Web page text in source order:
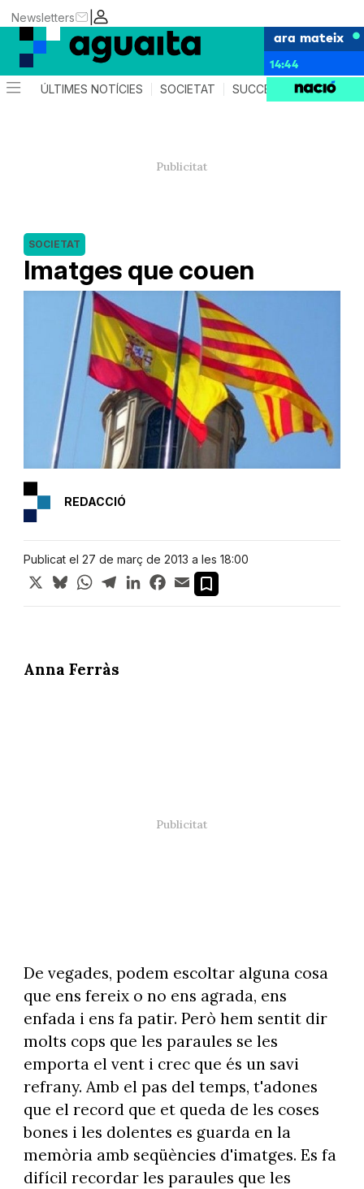
|
Newsletters
ara mateix
14:44
ÚLTIMES NOTÍCIES SOCIETAT SUCCESSOS AGENDA
Imatges que couen
SOCIETAT
REDACCIÓ
Publicat el 27 de març de 2013 a les 18:00
X BlueskyWhatsApp
TelegramLinkedInFacebook
Email
Anna Ferràs
De vegades, podem escoltar alguna cosa
que ens fereix o no ens agrada, ens
enfada i ens fa patir. Però hem sentit dir
molts cops que les paraules se les
emporta el vent i crec que és un savi
refrany. Amb el pas del temps, t'adones
que el record que et queda de les coses
bones i les dolentes es guarda en la
memòria amb seqüències d'imatges. Es fa
difícil recordar les paraules que les